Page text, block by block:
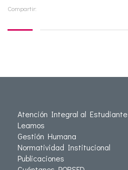
Compartir:
Atención Integral al Estudiante
Leamos
Gestión Humana
Normatividad Institucional
Publicaciones